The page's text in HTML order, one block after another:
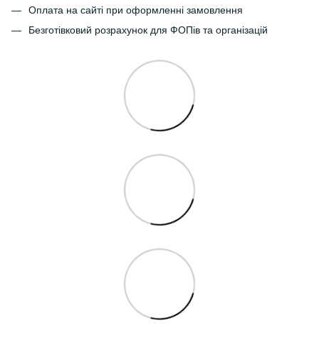
Оплата на сайті при оформленні замовлення
Безготівковий розрахунок для ФОПів та організацій